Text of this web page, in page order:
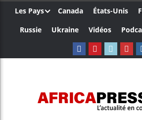
Les Pays Canada États-Unis
Russie
Ukraine Vidéos